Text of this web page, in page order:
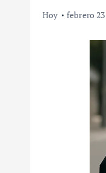
Hoy febrero